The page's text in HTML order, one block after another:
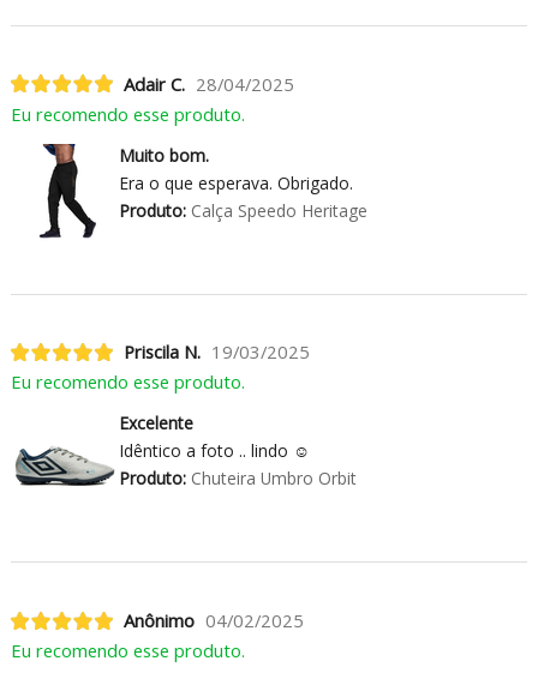
Adair C. 28/04/2025
Eu recomendo esse produto.
Muito bom.
Era o que esperava. Obrigado.
Produto:Calça Speedo Heritage
Priscila N. 19/03/2025
Eu recomendo esse produto.
Excelente
Idêntico a foto .. lindo ☺️
Produto:Chuteira Umbro Orbit
Anônimo 04/02/2025
Eu recomendo esse produto.